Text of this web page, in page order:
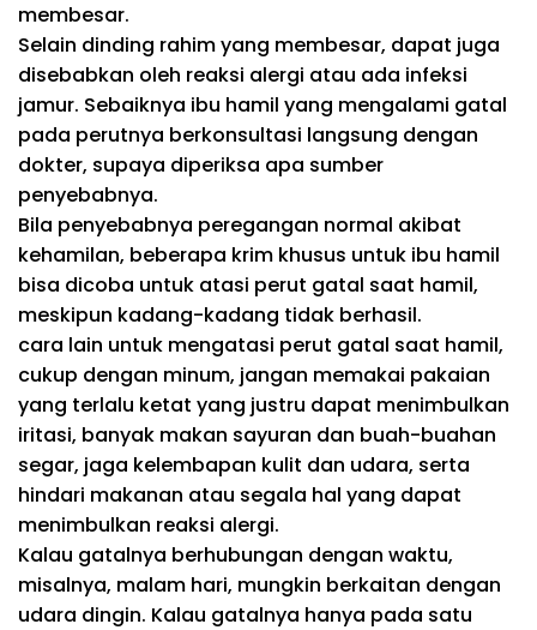
membesar.
Selain dinding rahim yang membesar, dapat juga
disebabkan oleh reaksi alergi atau ada infeksi
jamur. Sebaiknya ibu hamil yang mengalami gatal
pada perutnya berkonsultasi langsung dengan
dokter, supaya diperiksa apa sumber
penyebabnya.
Bila penyebabnya peregangan normal akibat
kehamilan, beberapa krim khusus untuk ibu hamil
bisa dicoba untuk atasi perut gatal saat hamil,
meskipun kadang-kadang tidak berhasil.
cara lain untuk mengatasi perut gatal saat hamil,
cukup dengan minum, jangan memakai pakaian
yang terlalu ketat yang justru dapat menimbulkan
iritasi, banyak makan sayuran dan buah-buahan
segar, jaga kelembapan kulit dan udara, serta
hindari makanan atau segala hal yang dapat
menimbulkan reaksi alergi.
Kalau gatalnya berhubungan dengan waktu,
misalnya, malam hari, mungkin berkaitan dengan
udara dingin. Kalau gatalnya hanya pada satu